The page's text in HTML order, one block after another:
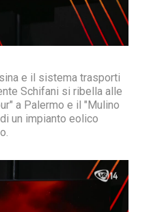
e il sistema trasporti
Schifani si ribella alle
a Palermo e il "Mulino
un impianto eolico